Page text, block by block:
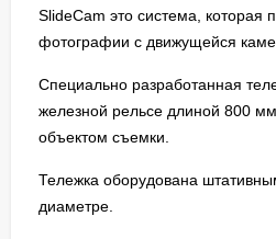
SlideCam это система, которая
фотографии с движущейся
Специально разработанная
железной рельсе длиной 800
объектом съемки.
Тележка оборудована
диаметре.